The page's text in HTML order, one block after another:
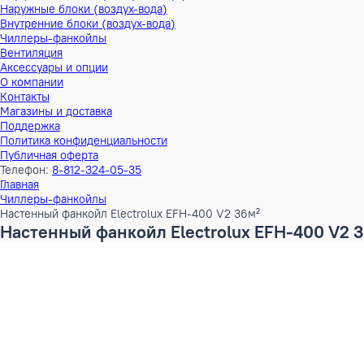
Наружные блоки (воздух-воздух)
Внутренние блоки (воздух-воздух)
Наружные блоки (воздух-вода)
Внутренние блоки (воздух-вода)
Чиллеры-фанкойлы
Вентиляция
Аксессуары и опции
О компании
Контакты
Магазины и доставка
Поддержка
Политика конфиденциальности
Публичная оферта
Телефон:8-812-324-05-35